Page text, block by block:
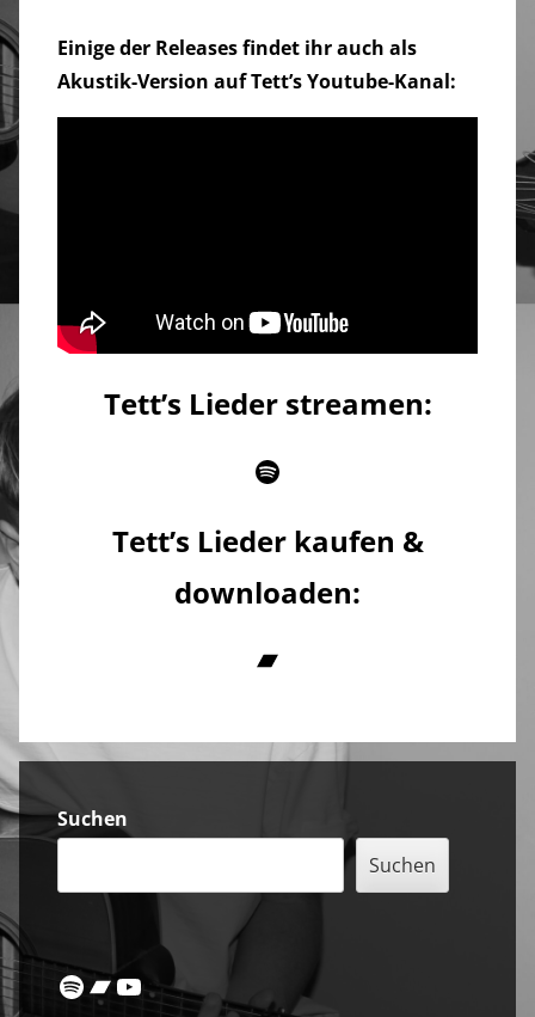
Einige der Releases findet ihr auch als
Akustik-Version auf Tett’s Youtube-Kanal:
Tett’s Lieder streamen:
Spotify
Tett’s Lieder kaufen &
downloaden:
Bandcamp
Sidebar
Suchen
Suchen
Spotify
Bandcamp
YouTube